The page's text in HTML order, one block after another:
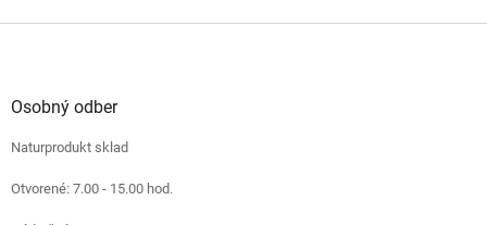
Osobný odber
Naturprodukt sklad
Otvorené: 7.00 - 15.00 hod.